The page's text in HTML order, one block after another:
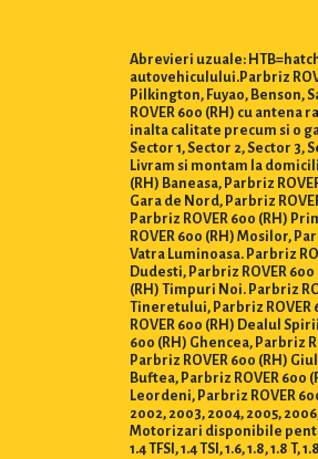
Abrevieri uzuale:
autovehiculului.Parbriz
Pilkington, Fuyao, Benson,
ROVER 600 (RH) cu
inalta calitate precum si o
Sector 1, Sector 2, Sector 3,
Livram si montam la
(RH) Baneasa, Parbriz
Gara de Nord, Parbriz
Parbriz ROVER 600 (RH)
ROVER 600 (RH) Mosilor,
Vatra Luminoasa. Parbriz
Dudesti, Parbriz ROVER
(RH) Timpuri Noi. Parbriz
Tineretului, Parbriz ROVER
ROVER 600 (RH) Dealul
600 (RH) Ghencea, Parbriz
Parbriz ROVER 600 (RH)
Buftea, Parbriz ROVER 600
Leordeni, Parbriz ROVER
2002, 2003, 2004, 2005,
Motorizari disponibile pentru
1.4 TFSI, 1.4 TSI, 1.6, 1.8, 1.8 T,